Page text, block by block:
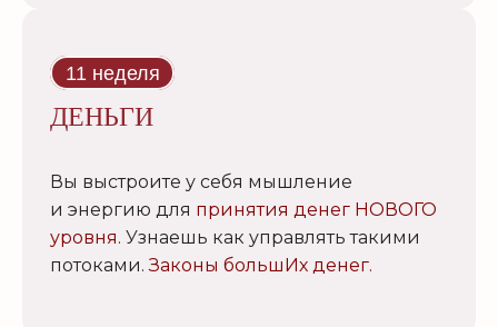
11 неделя
ДЕНЬГИ
Вы выстроите у себя мышление
и энергию для принятия денег НОВОГО
уровня. Узнаешь как управлять такими
потоками.Законы большИх денег.